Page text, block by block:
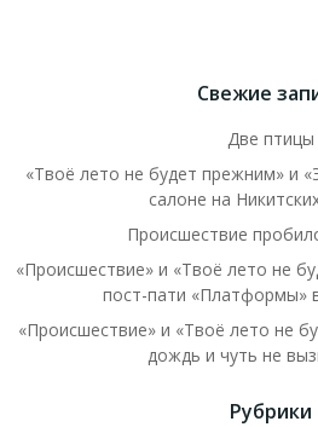
Свежие
Две птицы
«Твоё лето не будет прежним» и
салоне на
Происшествие
«Происшествие» и «Твоё лето не
пост-пати «Платформы»
«Происшествие» и «Твоё лето не
дождь и чуть не
Рубрики